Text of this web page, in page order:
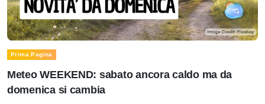
Prima Pagina
Meteo WEEKEND: sabato ancora caldo ma da
domenica si cambia